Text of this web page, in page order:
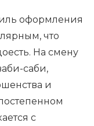
оформления
что
На смену
саби,
и
с